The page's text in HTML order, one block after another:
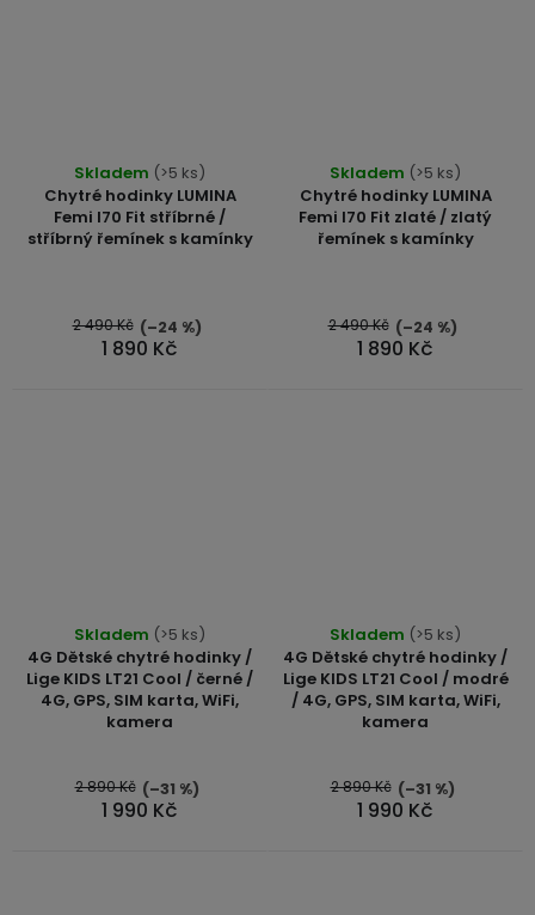
Chytré hodinky LUMINA
Femi I70 Fit stříbrné /
stříbrný řemínek s kamínky
Skladem (>5 ks)
1 890 Kč
2 490 Kč (–24 %)
Chytré hodinky LUMINA
Femi I70 Fit zlaté / zlatý
řemínek s kamínky
Skladem (>5 ks)
1 890 Kč
2 490 Kč (–24 %)
4G Dětské chytré hodinky /
Lige KIDS LT21 Cool / černé /
4G, GPS, SIM karta, WiFi,
kamera
Skladem (>5 ks)
1 990 Kč
2 890 Kč (–31 %)
4G Dětské chytré hodinky /
Lige KIDS LT21 Cool / modré
/ 4G, GPS, SIM karta, WiFi,
kamera
hodnocení
produktu
je
4,7
5
hvězdiček.
Skladem (>5 ks)
1 990 Kč
2 890 Kč (–31 %)